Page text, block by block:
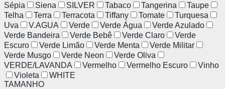
Sépia
Siena SILVER Tabaco Tangerina
Taupe
Telha
Terra Terracota Tiffany Tomate
Turquesa
Uva
V.AGUA Verde Verde Água
Verde Azulado
Verde Bandeira
Verde Bebê Verde Claro
Verde
Escuro
Verde Limão Verde Menta
Verde Militar
Verde Musgo
Verde Neon
Verde Oliva
VERDE/LAVANDA
Vermelho Vermelho Escuro
Vinho
Violeta
WHITE
TAMANHO